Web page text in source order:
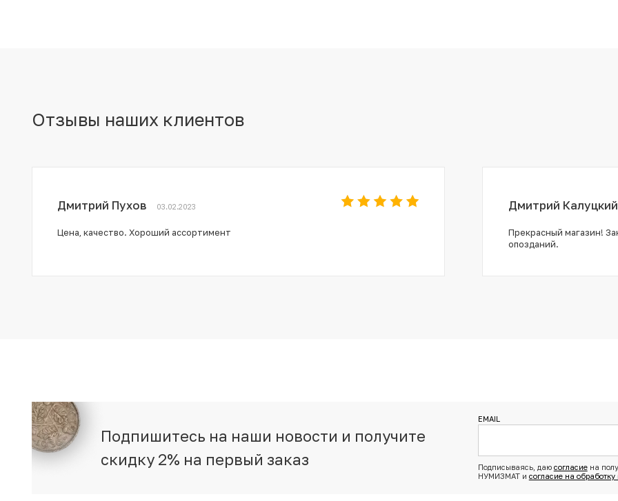
Отзывы наших клиентов
Дмитрий Пухов 03.02.2023
Цена, качество. Хороший ассортимент
Дмитрий Калуцкий
Прекрасный магазин!
опозданий.
Подпишитесь на наши новости и получите
скидку 2% на первый заказ
EMAIL
Подписываясь, даю согласиена
НУМИЗМАТ и согласие на